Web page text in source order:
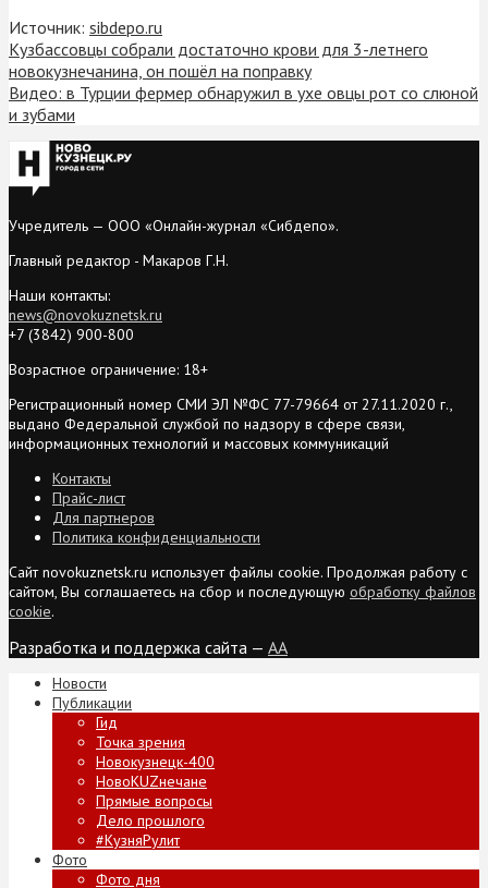
Источник: sibdepo.ru
Кузбассовцы собрали достаточно крови для 3-летнего
новокузнечанина, он пошёл на поправку
Видео: в Турции фермер обнаружил в ухе овцы рот со слюной
и зубами
Учредитель — ООО «Онлайн-журнал «Сибдепо».
Главный редактор - Макаров Г.Н.
Наши контакты:
news@novokuznetsk.ru
+7 (3842) 900-800
Возрастное ограничение: 18+
Регистрационный номер СМИ ЭЛ №ФС 77-79664 от 27.11.2020 г.,
выдано Федеральной службой по надзору в сфере связи,
информационных технологий и массовых коммуникаций
Контакты
Прайс-лист
Для партнеров
Политика конфиденциальности
Сайт novokuznetsk.ru использует файлы cookie. Продолжая работу с
сайтом, Вы соглашаетесь на сбор и последующую обработку файлов
cookie.
Разработка и поддержка сайта — AA
Новости
Публикации
Гид
Точка зрения
Новокузнецк-400
НовоKUZнечане
Прямые вопросы
Дело прошлого
#КузняРулит
Фото
Фото дня